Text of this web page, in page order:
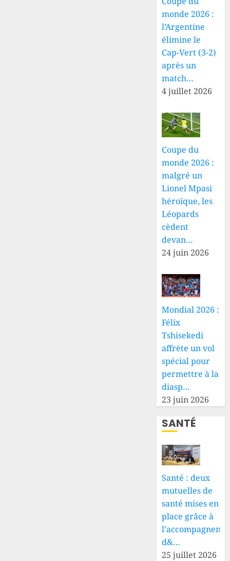
monde 2026 :
l’Argentine
élimine le
Cap-Vert (3-2)
après un
match…
4 juillet 2026
Coupe du
monde 2026 :
malgré un
Lionel Mpasi
héroïque, les
Léopards
cèdent
devan…
24 juin 2026
Mondial 2026 :
Félix
Tshisekedi
affrète un vol
spécial pour
permettre à la
diasp…
23 juin 2026
SANTÉ
Santé : deux
mutuelles de
santé mises en
place grâce à
d&…
25 juillet 2026